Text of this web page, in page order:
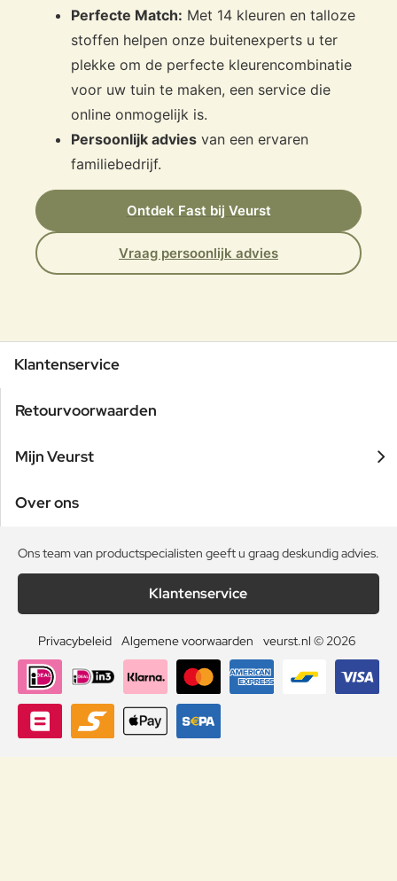
Perfecte Match: Met 14 kleuren en talloze
stoffen helpen onze buitenexperts u ter
plekke om de perfecte kleurencombinatie
voor uw tuin te maken, een service die
online onmogelijk is.
Persoonlijk advies van een ervaren
familiebedrijf.
Ontdek Fast bij Veurst
Vraag persoonlijk advies
Klantenservice
Retourvoorwaarden
Mijn Veurst
Over ons
Ons team van productspecialisten geeft u graag deskundig advies.
Klantenservice
Privacybeleid Algemene voorwaarden veurst.nl © 2026